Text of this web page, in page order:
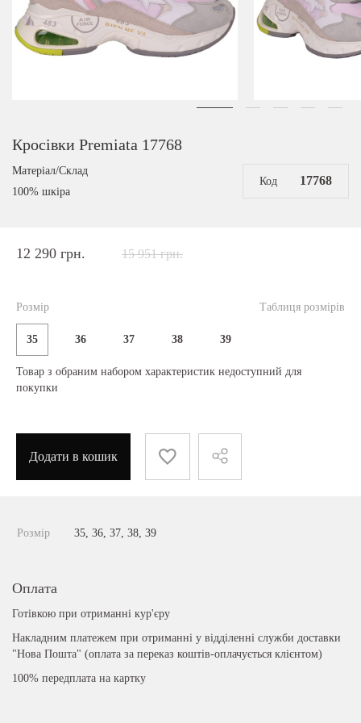
Кросівки Premiata 17768
Матеріал/Склад
100% шкіра
Код 17768
12 290 грн. 15 951 грн.
Таблиця розмірів
Розмір
35 36 37 38 39
Товар з обраним набором характеристик недоступний для
покупки
Додати в кошик
Розмір 35, 36, 37, 38, 39
Оплата
Готівкою при отриманні кур'єру
Накладним платежем при отриманні у відділенні служби доставки
"Нова Пошта" (оплата за переказ коштів-оплачується клієнтом)
100% передплата на картку